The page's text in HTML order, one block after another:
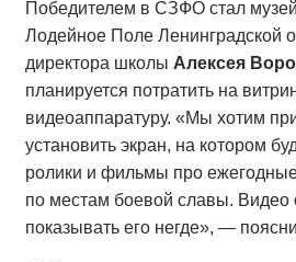
Победителем в СЗФО стал
Лодейное Поле Ленинградской
директора школы Алексея
планируется потратить на
видеоаппаратуру. «Мы хотим
установить экран, на котором
ролики и фильмы про
по местам боевой славы. Видео
показывать его негде», —